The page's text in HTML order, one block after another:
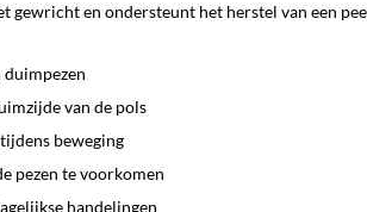
gewricht en ondersteunt het herstel van een
duimpezen
van de pols
beweging
pezen te voorkomen
handelingen